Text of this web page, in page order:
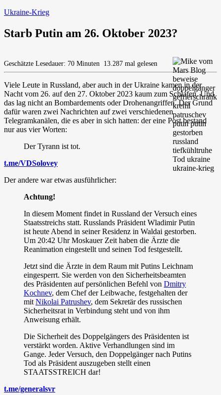
Ukraine-Krieg
Starb Putin am 26. Oktober 2023?
Geschätzte Lesedauer: 70 Minuten 13.287 mal gelesen
Viele Leute in Russland, aber auch in der Ukraine kamen in der
Nacht vom 26. auf den 27. Oktober 2023 kaum zum Schlafen. Und
das lag nicht an Bombardements oder Drohenangriffen. Der Grund
dafür waren zwei Nachrichten auf zwei verschiedenen
Telegramkanälen, die es aber in sich hatten: der eine Post bestand
nur aus vier Worten:
Der Tyrann ist tot.
t.me/VDSolovey
Der andere war etwas ausführlicher:
Achtung!
In diesem Moment findet in Russland der Versuch eines
Staatsstreichs statt. Russlands Präsident Wladimir Putin
ist heute Abend in seiner Residenz in Waldai gestorben.
Um 20:42 Uhr Moskauer Zeit haben die Ärzte die
Reanimation eingestellt und seinen Tod festgestellt.
Jetzt sind die Ärzte in dem Raum mit Putins Leichnam
eingesperrt. Sie werden von den Sicherheitsbeamten
des Präsidenten auf persönlichen Befehl von Dmitry
Kochnev, dem Chef der Leibwache, festgehalten der
mit Nikolai Patrushev, dem Sekretär des russischen
Sicherheitsrat in Verbindung steht und von ihm
Anweisung erhält.
Die Sicherheit des Doppelgängers des Präsidenten ist
verstärkt worden. Aktive Verhandlungen sind im
Gange. Jeder Versuch, den Doppelgänger nach Putins
Tod als Präsident auszugeben stellt einen
STAATSSTREICH dar!
t.me/generalsvr